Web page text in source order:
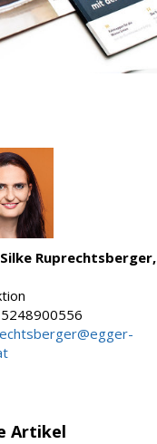
Ruprechtsberger,
Artikel